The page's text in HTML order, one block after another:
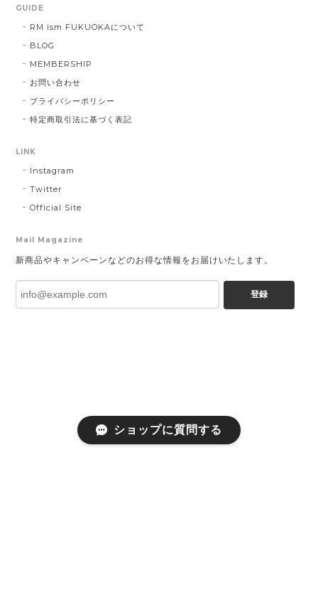
GUIDE
RM ism FUKUOKAについて
BLOG
MEMBERSHIP
お問い合わせ
プライバシーポリシー
特定商取引法に基づく表記
LINK
Instagram
Twitter
Official Site
Mail Magazine
新商品やキャンペーンなどのお得な情報をお届けいたします。
登録
ショップに質問する